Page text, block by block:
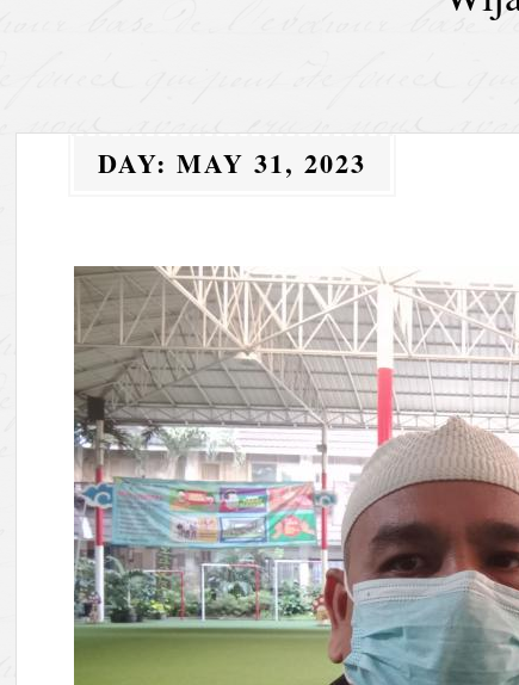
DAY:MAY 31, 2023